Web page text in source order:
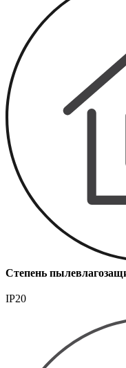
Степень
IP20